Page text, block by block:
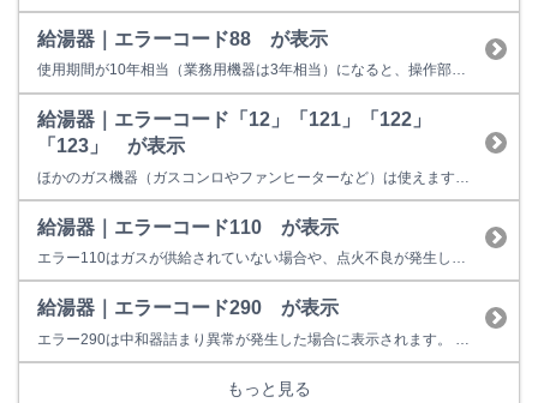
給湯器｜エラーコード88 が表示
使用期間が10年相当（業務用機器は3年相当）になると、操作部またはリモコンに「88」を表示して点検時期をお知らせします。 故障表示ではないため、そのまま使用することもできますが、経年劣化に起因する製品事故を防止するため、あんしん点検をおすすめしています。点検を受けない場合はお早めの取り替えをおすすめしています。 ※イラストは一例です。製品によっては上図と異なる場合があります。...
給湯器｜エラーコード「12」「121」「122」
「123」 が表示
給湯器｜エラーコード110 が表示
エラー110はガスが供給されていない場合や、点火不良が発生した場合に表示されます。お客様での対処方法は、給湯栓をいったん閉めて（お湯の連続使用を止める）ガスがきているかどうかのご確認、他に使用されているガスコンロやガスファンヒーター等のご使用は可能かどうかご確認ください。 【コンロなども使用できない場合】 ガスの供給が停止している可能性がございますので、ガスメーターの復旧、ガス供給会社...
給湯器｜エラーコード290 が表示
もっと見る